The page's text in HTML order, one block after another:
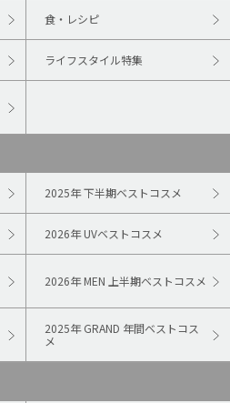
食・レシピ
ライフスタイル特集
2025年 下半期ベストコスメ
2026年 UVベストコスメ
2026年 MEN 上半期ベストコスメ
2025年 GRAND 年間ベストコス
メ